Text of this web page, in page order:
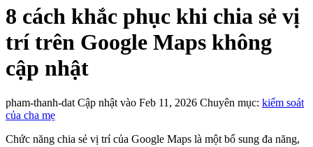
8 cách khắc phục khi chia sẻ vị
trí trên Google Maps không
cập nhật
pham-thanh-dat Cập nhật vào Feb 11, 2026 Chuyên mục: kiểm soát
của cha mẹ
Chức năng chia sẻ vị trí của Google Maps là một bổ sung đa năng,